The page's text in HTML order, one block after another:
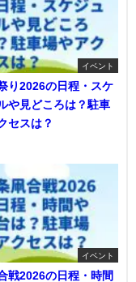
イベント
り2026の日程・スケ
や見どころは？駐車
セスは？
イベント
戦2026の日程・時間